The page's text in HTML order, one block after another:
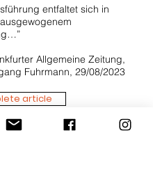
entfaltet sich in
Allgemeine Zeitung,
Fuhrmann, 29/08/2023
article